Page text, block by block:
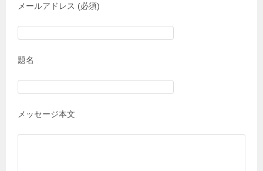
メールアドレス (必須)
題名
メッセージ本文